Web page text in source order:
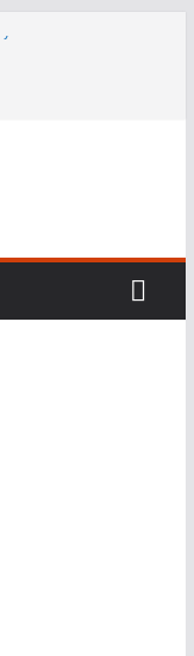
i Prezes
producent
ma 75 lat
R7 od